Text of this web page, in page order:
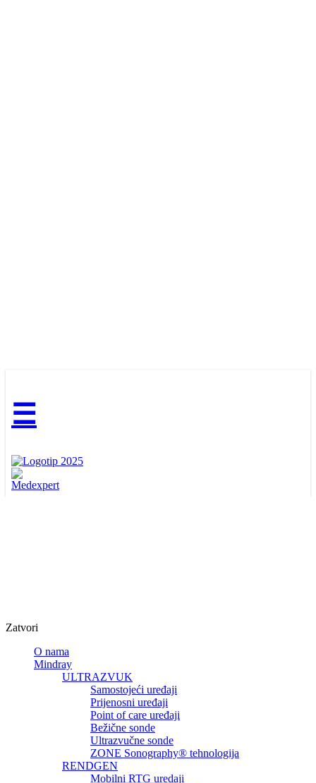
☰
Zatvori
O nama
Mindray
ULTRAZVUK
Samostojeći uređaji
Prijenosni uređaji
Point of care uređaji
Bežične sonde
Ultrazvučne sonde
ZONE Sonography® tehnologija
RENDGEN
Mobilni RTG uredaji